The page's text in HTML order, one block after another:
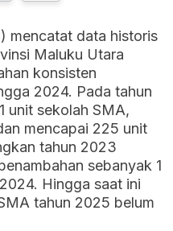
mencatat data historis
Maluku Utara
konsisten
2024. Pada tahun
unit sekolah SMA,
mencapai 225 unit
tahun 2023
sebanyak 1
Hingga saat ini
tahun 2025 belum